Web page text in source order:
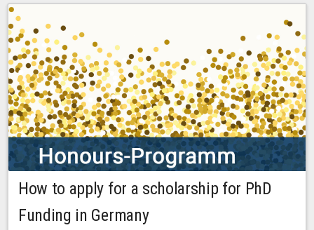
How to apply for a scholarship for PhD
Funding in Germany